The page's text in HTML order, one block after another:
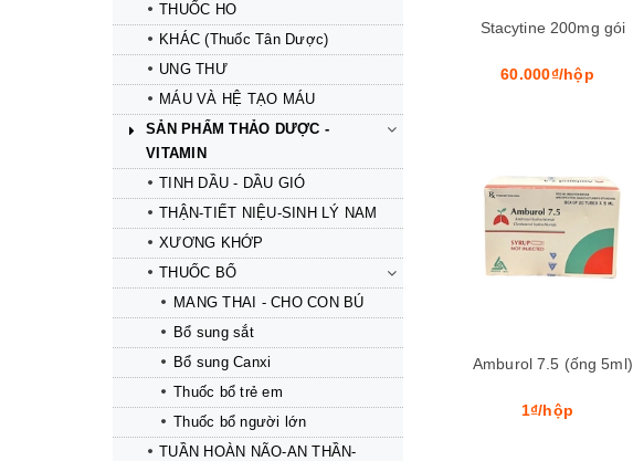
Stacytine 200mg gói
60.000₫/hộp
Amburol 7.5 (ống 5ml)
1₫/hộp
Mua hàng
THUỐC HO
KHÁC (Thuốc Tân Dược)
UNG THƯ
MÁU VÀ HỆ TẠO MÁU
SẢN PHẨM THẢO DƯỢC -
VITAMIN
TINH DẦU - DẦU GIÓ
THẬN-TIẾT NIỆU-SINH LÝ NAM
XƯƠNG KHỚP
THUỐC BỔ
MANG THAI - CHO CON BÚ
Bổ sung sắt
Bổ sung Canxi
Thuốc bổ trẻ em
Thuốc bổ người lớn
TUẦN HOÀN NÃO-AN THẦN-